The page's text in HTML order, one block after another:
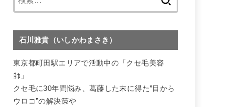
石川雅貴（いしかわまさき）
東京都町田駅エリアで活動中の「クセ毛美容
師」
クセ毛に30年間悩み、葛藤した末に得た”目から
ウロコ”の解決策や